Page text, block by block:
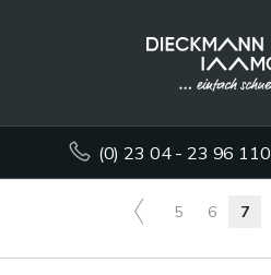
(0) 23 04 - 23 96 110
5 6 7